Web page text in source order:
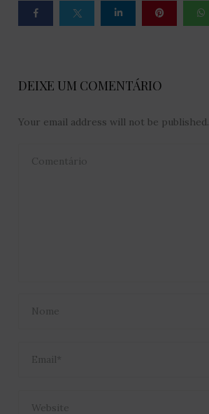
DEIXE UM COMENTÁRIO
Your email address will not be published.